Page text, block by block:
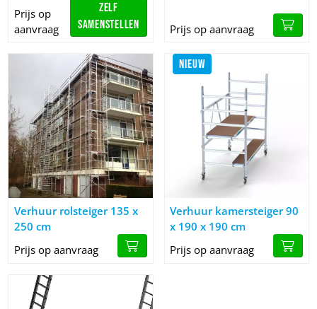
Prijs op
aanvraag
Zelf
samenstellen
Prijs op aanvraag
Afbeelding Verhuur rolsteiger 135 x 250 cm
Verhuur rolsteiger 135 x
250 cm
Prijs op aanvraag
NIEUW
Afbeelding Verhuur
Verhuur kamersteiger 90
x 190 x 190 cm
Prijs op aanvraag